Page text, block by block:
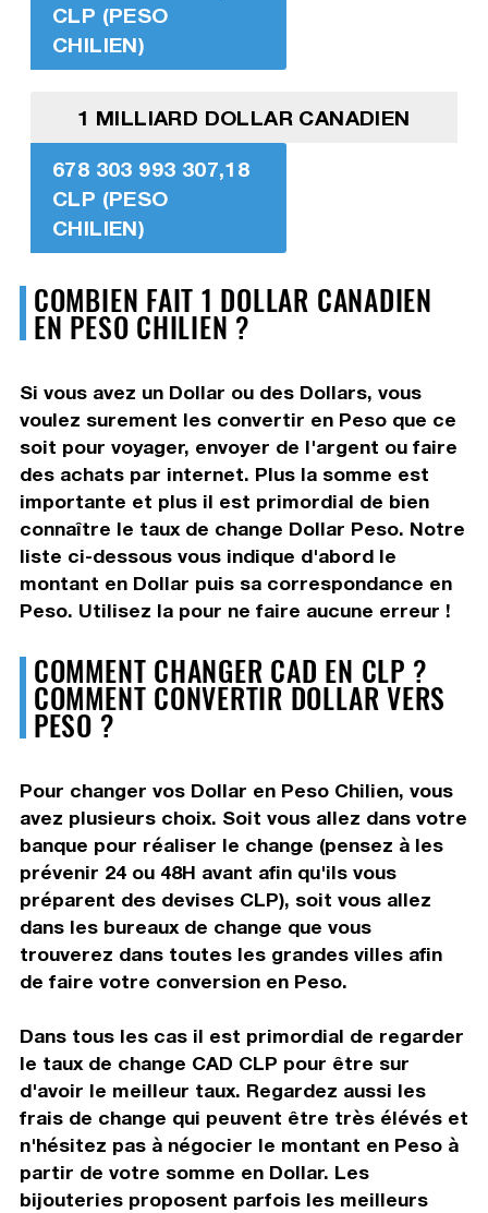
CLP (PESO
CHILIEN)
1 MILLIARD DOLLAR CANADIEN
678 303 993 307,18
CLP (PESO
CHILIEN)
COMBIEN FAIT 1 DOLLAR CANADIEN
EN PESO CHILIEN ?
Si vous avez un Dollar ou des Dollars, vous
voulez surement les convertir en Peso que ce
soit pour voyager, envoyer de l'argent ou faire
des achats par internet. Plus la somme est
importante et plus il est primordial de bien
connaître le taux de change Dollar Peso. Notre
liste ci-dessous vous indique d'abord le
montant en Dollar puis sa correspondance en
Peso. Utilisez la pour ne faire aucune erreur !
COMMENT CHANGER CAD EN CLP ?
COMMENT CONVERTIR DOLLAR VERS
PESO ?
Pour changer vos Dollar en Peso Chilien, vous
avez plusieurs choix. Soit vous allez dans votre
banque pour réaliser le change (pensez à les
prévenir 24 ou 48H avant afin qu'ils vous
préparent des devises CLP), soit vous allez
dans les bureaux de change que vous
trouverez dans toutes les grandes villes afin
de faire votre conversion en Peso.
Dans tous les cas il est primordial de regarder
le taux de change CAD CLP pour être sur
d'avoir le meilleur taux. Regardez aussi les
frais de change qui peuvent être très élévés et
n'hésitez pas à négocier le montant en Peso à
partir de votre somme en Dollar. Les
bijouteries proposent parfois les meilleurs